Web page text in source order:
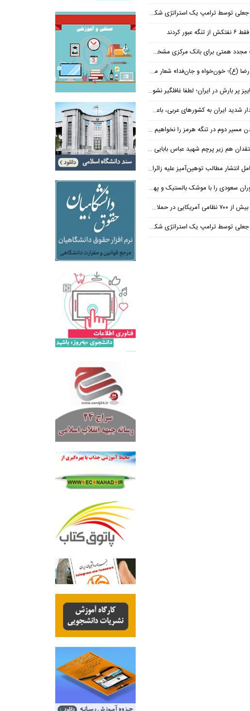
توسط ترامپ یک استراتژی شکست خورده است
کردند
بانک مرکزی مشخص شد: پزشکیان هنوز هم متوجه نشده است چرا همتی استیضاح شد!
خون‌خواه و جان‌فدا» شعار محوری دهه پایانی صفر شد
پر بارش در ایران؛ لطفا غافلگیر نشوید
ایران به کشورهای عربی، باعث توقف حمله آمریکا شد
مسیر دوم در تنگه هرمز را نخواهیم داد
هم زیر پرچم شهید عباس بابایی ایستادند؟
مطالب توهین‌آمیز علیه زائران اربعین در فضای مجازی
را با موشک بالستیک و پهپاد در هم شکستیم
در حملات ایران
توسط ترامپ یک استراتژی شکست خورده است